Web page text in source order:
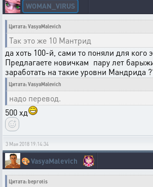
WOMAN_VIRUS
Цитата: VasyaMalevich
Так это же 10 Мантрид
да хоть 100-й, сами то поняли для кого
Предлагаете новичкам пару лет
заработать на такие уровни Мандрида
Цитата: VasyaMalevich
надо перевод.
500 хд
3 Мая 2018 19:14:34
🎨VasyaMalevich
Цитата: beprotis